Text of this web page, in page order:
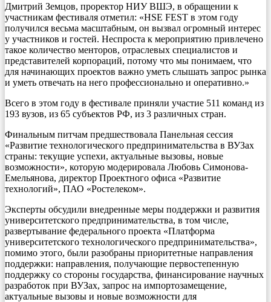
Дмитрий Земцов, проректор НИУ ВШЭ, в обращении к
участникам фестиваля отметил: «HSE FEST в этом году
получился весьма масштабным, он вызвал огромный интерес
у участников и гостей. Неспроста к мероприятию привлечено
такое количество менторов, отраслевых специалистов и
представителей корпораций, потому что мы понимаем, что
для начинающих проектов важно уметь слышать запрос рынка
и уметь отвечать на него профессионально и оперативно.»
Всего в этом году в фестивале приняли участие 511 команд из
193 вузов, из 65 субъектов РФ, из 3 различных стран.
Финальным питчам предшествовала Панельная сессия
«Развитие технологического предпринимательства в ВУЗах
страны: текущие успехи, актуальные вызовы, новые
возможности», которую модерировала Любовь Симонова-
Емельянова, директор Проектного офиса «Развитие
технологий», ПАО «Ростелеком».
Эксперты обсудили внедренные меры поддержки и развития
университетского предпринимательства, в том числе,
развертывание федерального проекта «Платформа
университетского технологического предпринимательства»,
помимо этого, были разобраны приоритетные направления
поддержки: направления, получающие первостепенную
поддержку со стороны государства, финансирование научных
разработок при ВУЗах, запрос на импортозамещение,
актуальные вызовы и новые возможности для